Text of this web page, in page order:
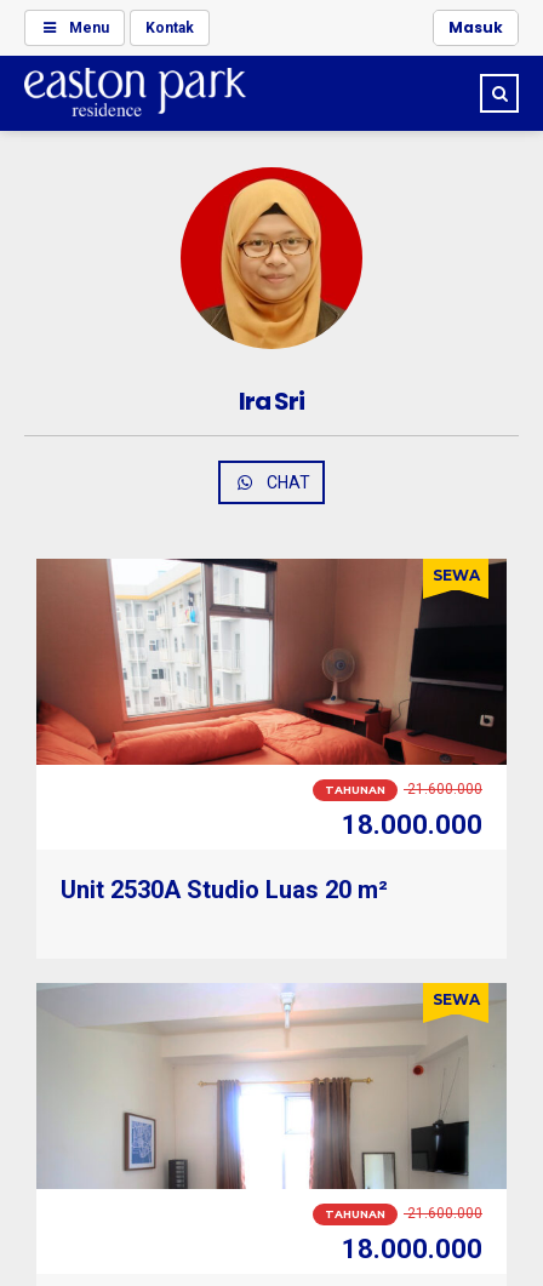
Menu Kontak Masuk
Ira Sri
CHAT
SEWA
BULANAN 1.800.000
1.600.000
Unit 2530A Studio Luas 20 m²
SEWA
BULANAN 1.800.000
1.600.000